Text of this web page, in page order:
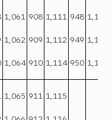
1,061
1,062
1,064
908
909
910
1,111
1,112
1,114
948
949
950
1,160
1,161
1,163
1,065 911 1,115